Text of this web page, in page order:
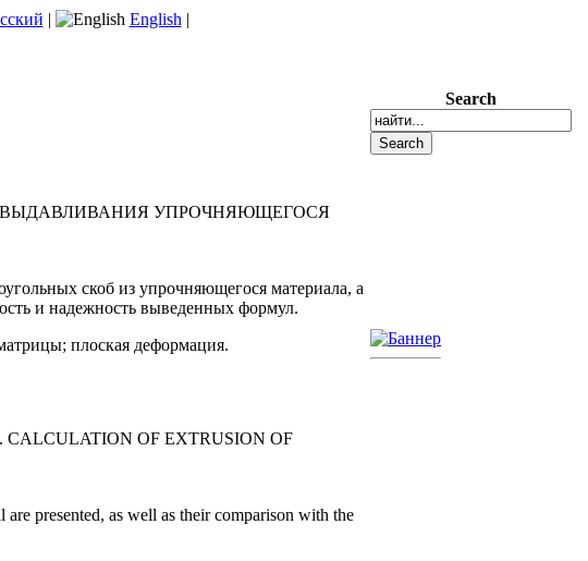
| English |
ВЫДАВЛИВАНИЯ УПРОЧНЯЮЩЕГОСЯ
скоб из упрочняющегося материала, а
и надежность выведенных формул.
плоская деформация.
CALCULATION OF EXTRUSION OF
presented, as well as their comparison with the
Search